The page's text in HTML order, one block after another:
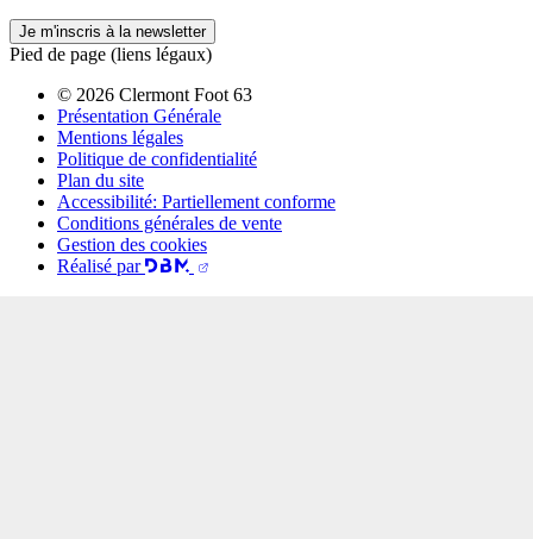
Je m'inscris à la newsletter
Pied de page (liens légaux)
© 2026 Clermont Foot 63
Présentation Générale
Mentions légales
Politique de confidentialité
Plan du site
Accessibilité: Partiellement conforme
Conditions générales de vente
Gestion des cookies
Réalisé par